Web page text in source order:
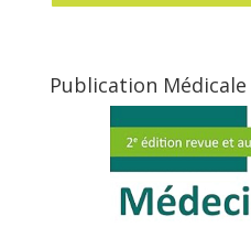
Publication Médicale